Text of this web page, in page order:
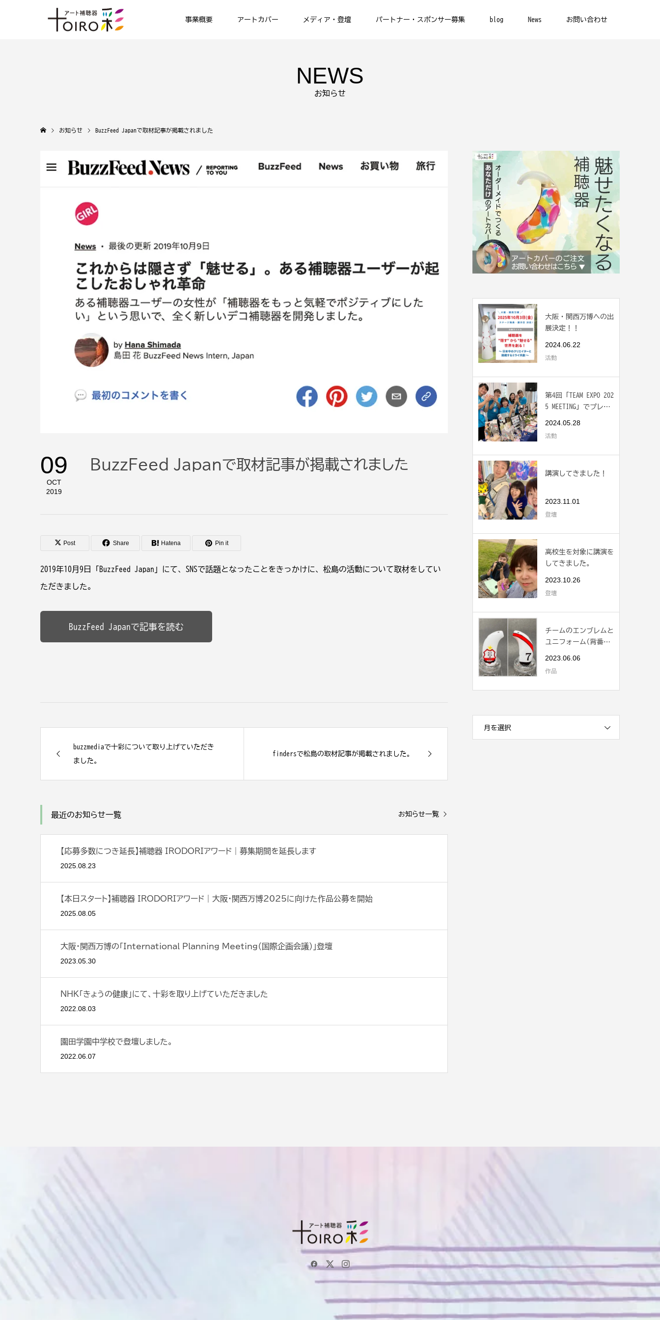
事業概要 アートカバー メディア・登壇 パートナー・スポンサー募集 blog News お問い合わせ
NEWS
お知らせ
お知らせ BuzzFeed Japanで取材記事が掲載されました
09
OCT
2019
BuzzFeed Japanで取材記事が掲載されました
Post Share Hatena Pin it
2019年10月9日「BuzzFeed Japan」にて、SNSで話題となったことをきっかけに、松島の活動について取材をしてい
ただきました。
BuzzFeed Japanで記事を読む
buzzmediaで十彩について取り上げていただき
ました。
findersで松島の取材記事が掲載されました。
最近のお知らせ一覧 お知らせ一覧
【応募多数につき延長】補聴器 IRODORIアワード｜募集期間を延長します
2025.08.23
【本日スタート】補聴器 IRODORIアワード｜大阪・関西万博2025に向けた作品公募を開始
2025.08.05
大阪・関西万博の「International Planning Meeting（国際企画会議）」登壇
2023.05.30
NHK「きょうの健康」にて、十彩を取り上げていただきました
2022.08.03
園田学園中学校で登壇しました。
2022.06.07
大阪・関西万博への出
展決定！！
2024.06.22
活動
第4回「TEAM EXPO 202
5 MEETING」でプレゼ
2024.05.28
活動
講演してきました！
2023.11.01
登壇
高校生を対象に講演を
してきました。
2023.10.26
登壇
チームのエンブレムと
ユニフォーム(背番号)
2023.06.06
作品
月を選択